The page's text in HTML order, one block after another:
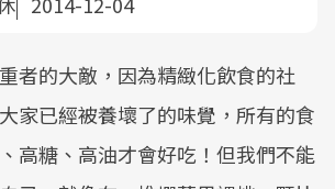
者的大敵，因為精緻化飲食的社
家已經被養壞了的味覺，所有的食
高糖、高油才會好吃！但我們不能